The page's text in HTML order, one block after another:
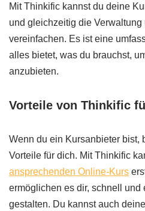
Mit Thinkific kannst du deine
und gleichzeitig die Verwaltung
vereinfachen. Es ist eine
alles bietet, was du brauchst,
anzubieten.
Vorteile von Thinkific
Wenn du ein Kursanbieter bist,
Vorteile für dich. Mit Thinkific
ansprechenden Online-Kurs
ermöglichen es dir, schnell und
gestalten. Du kannst auch